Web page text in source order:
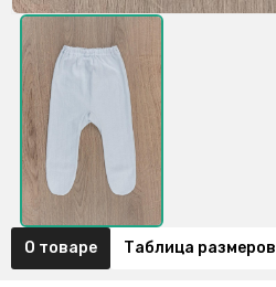
О товаре Таблица размеров